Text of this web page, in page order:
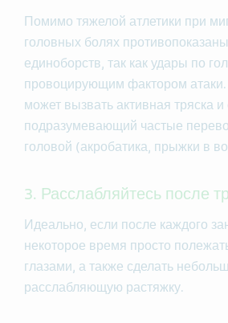
Помимо тяжелой атлетики при
головных болях
единоборств, так как удары по
провоцирующим фактором
может вызвать активная тряска и
подразумевающий частые
головой (акробатика, прыжки в
3. Расслабляйтесь после
Идеально, если после каждого
некоторое время просто
глазами, а также сделать
расслабляющую растяжку.